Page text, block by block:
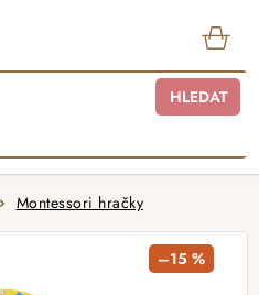
HLEDAT
Montessori hračky
–15 %